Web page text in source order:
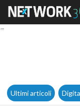
Ultimi articoli